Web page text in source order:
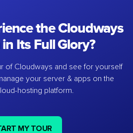
the Cloudways
Its Full Glory?
of Cloudways and see for yourself
your server & apps on the
hosting platform.
MY TOUR